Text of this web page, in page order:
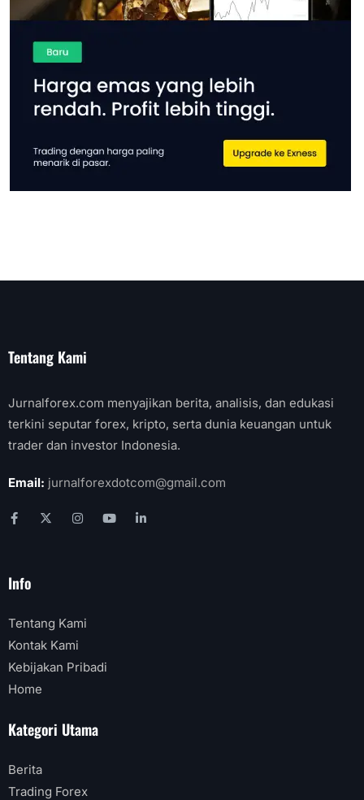
Tentang Kami
Jurnalforex.com menyajikan berita, analisis, dan edukasi
terkini seputar forex, kripto, serta dunia keuangan untuk
trader dan investor Indonesia.
Email: jurnalforexdotcom@gmail.com
Info
Tentang Kami
Kontak Kami
Kebijakan Pribadi
Home
Kategori Utama
Berita
Trading Forex